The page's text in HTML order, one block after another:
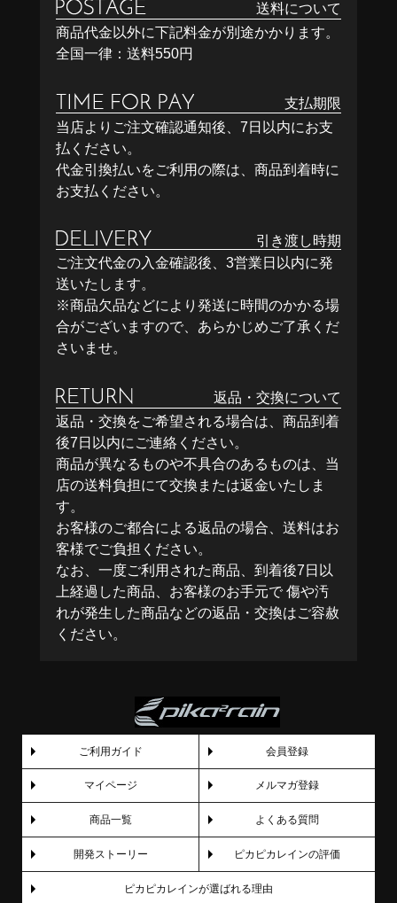
送料について
商品代金以外に下記料金が別途かかります。
全国一律：送料550円
支払期限
当店よりご注文確認通知後、7日以内にお支
払ください。
代金引換払いをご利用の際は、商品到着時に
お支払ください。
引き渡し時期
ご注文代金の入金確認後、3営業日以内に発
送いたします。
※商品欠品などにより発送に時間のかかる場
合がございますので、あらかじめご了承くだ
さいませ。
返品・交換について
返品・交換をご希望される場合は、商品到着
後7日以内にご連絡ください。
商品が異なるものや不具合のあるものは、当
店の送料負担にて交換または返金いたしま
す。
お客様のご都合による返品の場合、送料はお
客様でご負担ください。
なお、一度ご利用された商品、到着後7日以
上経過した商品、お客様のお手元で 傷や汚
れが発生した商品などの返品・交換はご容赦
ください。
ご利用ガイド 会員登録
マイページ メルマガ登録
商品一覧 よくある質問
開発ストーリー ピカピカレインの評価
ピカピカレインが選ばれる理由